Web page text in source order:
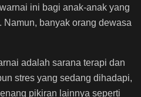
ini bagi anak-anak yang
banyak orang dewasa
adalah sarana terapi dan
stres yang sedang dihadapi,
pikiran lainnya seperti